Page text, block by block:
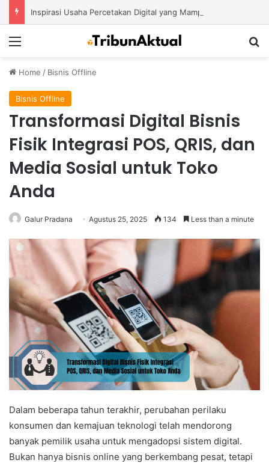
Home / Bisnis Offline
Bisnis Offline
Transformasi Digital Bisnis
Fisik Integrasi POS, QRIS, dan
Media Sosial untuk Toko
Anda
Galur Pradana Agustus 25, 2025 134 Less than a minute
Dalam beberapa tahun terakhir, perubahan perilaku
konsumen dan kemajuan teknologi telah mendorong
banyak pemilik usaha untuk mengadopsi sistem digital.
Bukan hanya bisnis online yang berkembang pesat, tetapi